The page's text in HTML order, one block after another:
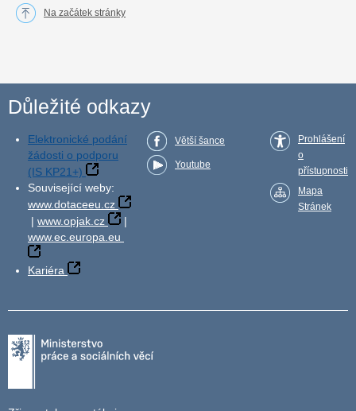
Na začátek stránky
Důležité odkazy
Elektronické podání
žádosti o podporu
(IS KP21+)
Související weby:
www.dotaceeu.cz
| www.opjak.cz
|
www.ec.europa.eu
Kariéra
Větší šance
Youtube
Prohlášení
o
přístupnosti
Mapa
Stránek